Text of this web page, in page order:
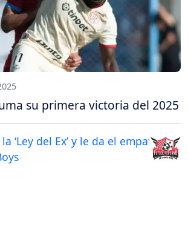
su primera victoria del 2025